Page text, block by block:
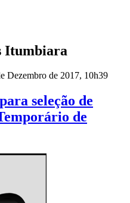
Itumbiara
Dezembro de 2017, 10h39
seleção de
de